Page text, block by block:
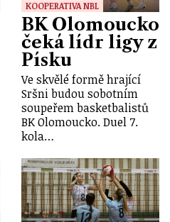
KOOPERATIVA NBL
BK Olomoucko
čeká lídr ligy z
Písku
Ve skvělé formě hrající
Sršni budou sobotním
soupeřem basketbalistů
BK Olomoucko. Duel 7.
kola…